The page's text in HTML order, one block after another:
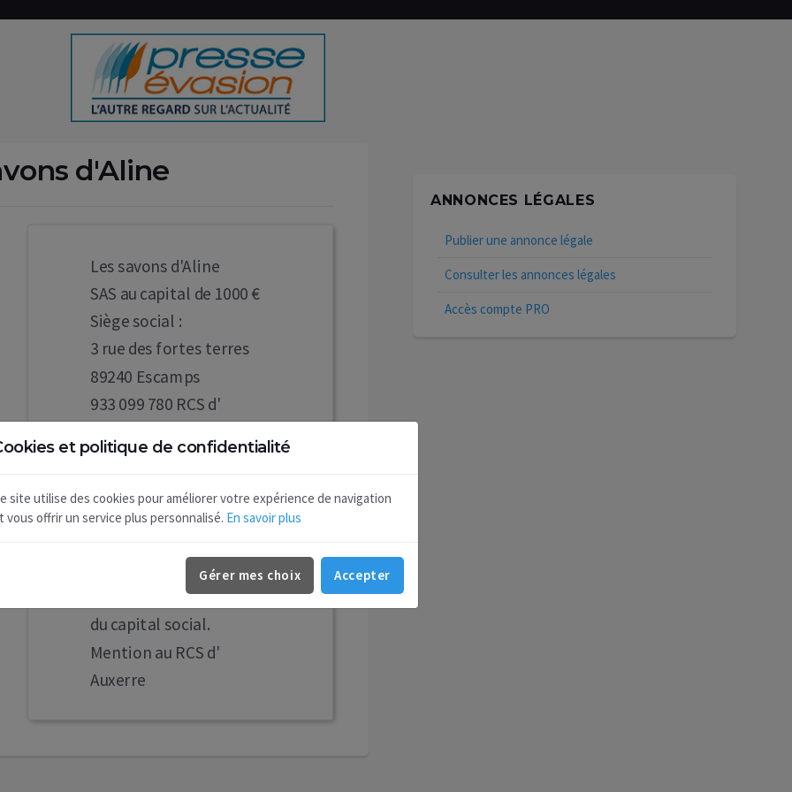
d'Aline
Les savons d'Aline
SAS au capital de 1000 €
Siège social :
3 rue des fortes terres
89240 Escamps
933 099 780 RCS d'
Aux termes de l'AGE en
date du 10/06/2026 les
associés ont décidé la
société malgré un actif
net inférieur à la moitié
du capital social.
Mention au RCS d'
Auxerre
ANNONCES LÉGALES
Publier une annonce légale
Consulter les annonces légales
Accès compte PRO
et politique de confidentialité
site utilise des cookies pour améliorer votre expérience de navigation
vous offrir un service plus personnalisé. En savoir plus
Gérer mes choix Accepter